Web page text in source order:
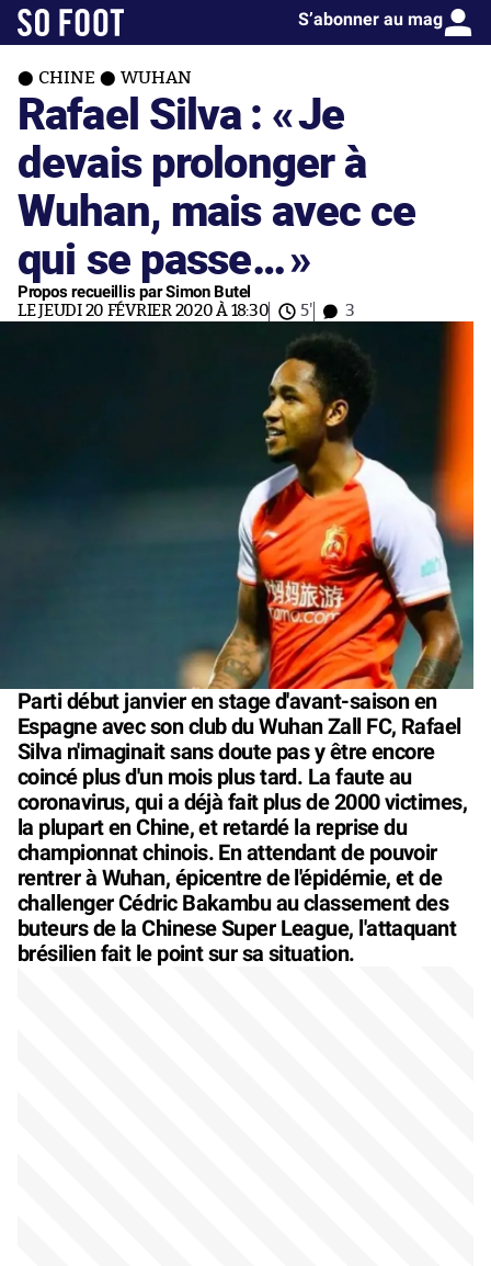
S’abonner au mag
CHINE WUHAN
Rafael Silva : «Je
devais prolonger à
Wuhan, mais avec ce
qui se passe…»
Propos recueillis par Simon Butel
LE JEUDI 20 FÉVRIER 2020 À 18:30 5' 3
Parti début janvier en stage d'avant-saison en
Espagne avec son club du Wuhan Zall FC, Rafael
Silva n'imaginait sans doute pas y être encore
coincé plus d'un mois plus tard. La faute au
coronavirus, qui a déjà fait plus de 2000 victimes,
la plupart en Chine, et retardé la reprise du
championnat chinois. En attendant de pouvoir
rentrer à Wuhan, épicentre de l'épidémie, et de
challenger Cédric Bakambu au classement des
buteurs de la Chinese Super League, l'attaquant
brésilien fait le point sur sa situation.